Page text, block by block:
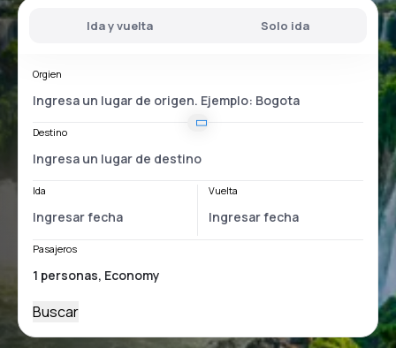
Ida y vuelta Solo ida
Orgien
Destino
Ida Vuelta
Pasajeros
Buscar